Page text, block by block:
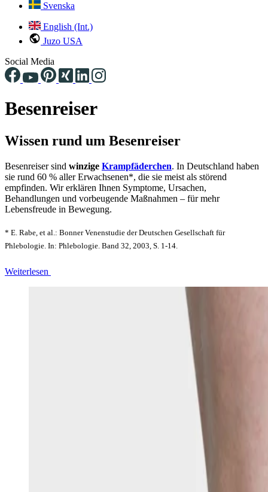
Svenska
English (Int.)
Juzo USA
Social Media
Besenreiser
Wissen rund um Besenreiser
Besenreiser sind winzige Krampfäderchen. In Deutschland haben
sie rund 60 % aller Erwachsenen*, die sie meist als störend
empfinden. Wir erklären Ihnen Symptome, Ursachen,
Behandlungen und vorbeugende Maßnahmen – für mehr
Lebensfreude in Bewegung.
* E. Rabe, et al.: Bonner Venenstudie der Deutschen Gesellschaft für
Phlebologie. In: Phlebologie. Band 32, 2003, S. 1-14.
Weiterlesen